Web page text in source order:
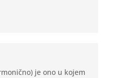
je ono u kojem